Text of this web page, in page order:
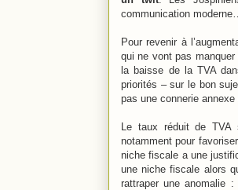
communication
Pour revenir à
qui ne vont pas
la baisse de la TVA
priorités – sur le bon
pas une connerie
Le taux réduit de TVA
notamment pour
niche fiscale a une
une niche fiscale alors
rattraper une anomalie